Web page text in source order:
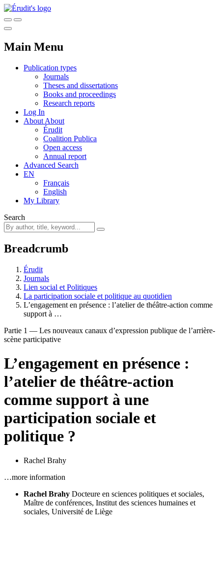
Main Menu
Publication types
Journals
Theses and dissertations
Books and proceedings
Research reports
Log In
About About
Érudit
Coalition Publica
Open access
Annual report
Advanced Search
EN
Français
English
My Library
Search
Breadcrumb
Érudit
Journals
Lien social et Politiques
La participation sociale et politique au quotidien
L’engagement en présence : l’atelier de théâtre-action comme
support à …
Partie 1 — Les nouveaux canaux d’expression publique de l’arrière-
scène participative
L’engagement en présence :
l’atelier de théâtre-action
comme support à une
participation sociale et
politique ?
Rachel Brahy
…more information
Rachel Brahy Docteure en sciences politiques et sociales,
Maître de conférences, Institut des sciences humaines et
sociales, Université de Liège